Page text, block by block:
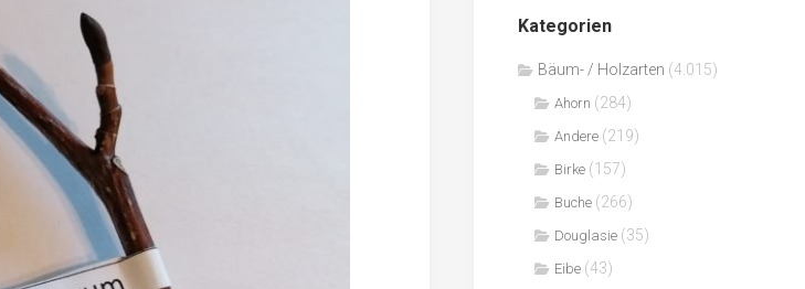
Kategorien
Bäum- / Holzarten (4.015)
Ahorn (284)
Andere (219)
Birke (157)
Buche (266)
Douglasie (35)
Eibe (43)